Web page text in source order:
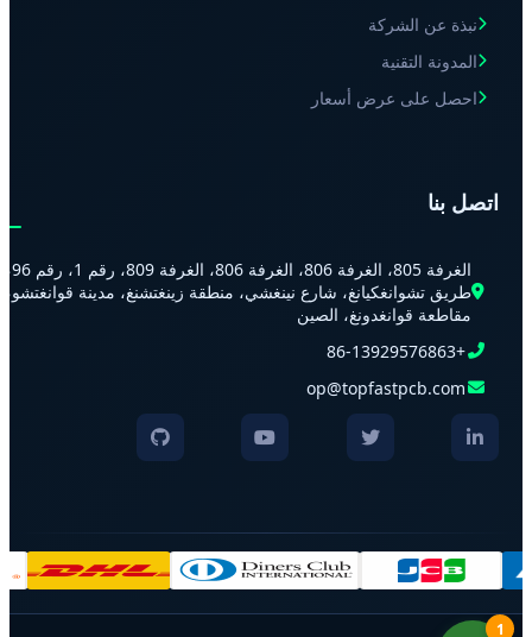
نبذة عن الشركة
المدونة التقنية
احصل على عرض أسعار
اتصل بنا
الغرفة 805، الغرفة 806، الغرفة 806، الغرفة 809، رقم 1، رقم 96،
طريق تشوانغكيانغ، شارع نينغشي، منطقة زينغتشنغ، مدينة قوانغتشو،
مقاطعة قوانغدونغ، الصين
+86-13929576863
op@topfastpcb.com
1